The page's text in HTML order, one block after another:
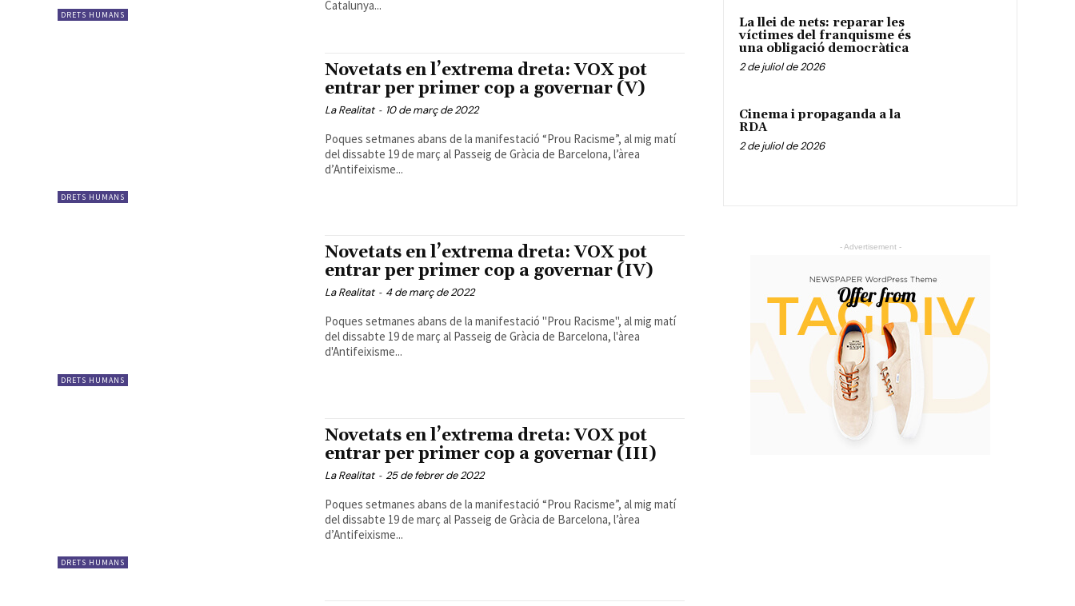
DRETS HUMANS
Catalunya...
DRETS HUMANS
Novetats en l’extrema dreta: VOX pot
entrar per primer cop a governar (V)
La Realitat - 10 de març de 2022
Poques setmanes abans de la manifestació “Prou Racisme”, al mig matí
del dissabte 19 de març al Passeig de Gràcia de Barcelona, l’àrea
d’Antifeixisme...
DRETS HUMANS
Novetats en l’extrema dreta: VOX pot
entrar per primer cop a governar (IV)
La Realitat - 4 de març de 2022
Poques setmanes abans de la manifestació "Prou Racisme", al mig matí
del dissabte 19 de març al Passeig de Gràcia de Barcelona, l'àrea
d'Antifeixisme...
DRETS HUMANS
Novetats en l’extrema dreta: VOX pot
entrar per primer cop a governar (III)
La Realitat - 25 de febrer de 2022
Poques setmanes abans de la manifestació “Prou Racisme”, al mig matí
del dissabte 19 de març al Passeig de Gràcia de Barcelona, l’àrea
d’Antifeixisme...
La llei de nets: reparar les
víctimes del franquisme és
una obligació democràtica
2 de juliol de 2026
Cinema i propaganda a la
RDA
2 de juliol de 2026
- Advertisement -